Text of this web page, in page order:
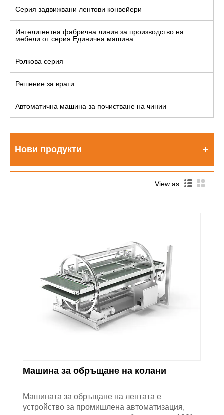
Серия задвижвани лентови конвейери
Интелигентна фабрична линия за производство на
мебели от серия Единична машина
Ролкова серия
Решение за врати
Автоматична машина за почистване на чинии
Нови продукти
View as
Машина за обръщане на колани
Машината за обръщане на лентата е
устройство за промишлена автоматизация,